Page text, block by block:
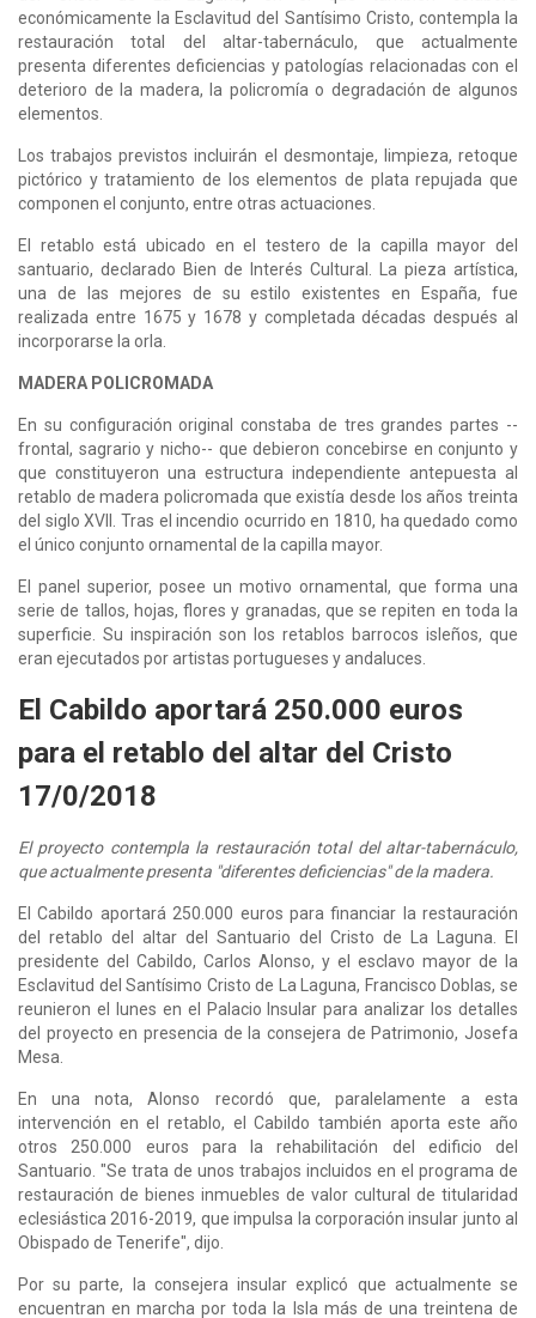
económicamente la Esclavitud del Santísimo Cristo, contempla la
restauración total del altar-tabernáculo, que actualmente
presenta diferentes deficiencias y patologías relacionadas con el
deterioro de la madera, la policromía o degradación de algunos
elementos.
Los trabajos previstos incluirán el desmontaje, limpieza, retoque
pictórico y tratamiento de los elementos de plata repujada que
componen el conjunto, entre otras actuaciones.
El retablo está ubicado en el testero de la capilla mayor del
santuario, declarado Bien de Interés Cultural. La pieza artística,
una de las mejores de su estilo existentes en España, fue
realizada entre 1675 y 1678 y completada décadas después al
incorporarse la orla.
MADERA POLICROMADA
En su configuración original constaba de tres grandes partes --
frontal, sagrario y nicho-- que debieron concebirse en conjunto y
que constituyeron una estructura independiente antepuesta al
retablo de madera policromada que existía desde los años treinta
del siglo XVII. Tras el incendio ocurrido en 1810, ha quedado como
el único conjunto ornamental de la capilla mayor.
El panel superior, posee un motivo ornamental, que forma una
serie de tallos, hojas, flores y granadas, que se repiten en toda la
superficie. Su inspiración son los retablos barrocos isleños, que
eran ejecutados por artistas portugueses y andaluces.
El Cabildo aportará 250.000 euros
para el retablo del altar del Cristo
17/0/2018
El proyecto contempla la restauración total del altar-tabernáculo,
que actualmente presenta "diferentes deficiencias" de la madera.
El Cabildo aportará 250.000 euros para financiar la restauración
del retablo del altar del Santuario del Cristo de La Laguna. El
presidente del Cabildo, Carlos Alonso, y el esclavo mayor de la
Esclavitud del Santísimo Cristo de La Laguna, Francisco Doblas, se
reunieron el lunes en el Palacio Insular para analizar los detalles
del proyecto en presencia de la consejera de Patrimonio, Josefa
Mesa.
En una nota, Alonso recordó que, paralelamente a esta
intervención en el retablo, el Cabildo también aporta este año
otros 250.000 euros para la rehabilitación del edificio del
Santuario. "Se trata de unos trabajos incluidos en el programa de
restauración de bienes inmuebles de valor cultural de titularidad
eclesiástica 2016-2019, que impulsa la corporación insular junto al
Obispado de Tenerife", dijo.
Por su parte, la consejera insular explicó que actualmente se
encuentran en marcha por toda la Isla más de una treintena de